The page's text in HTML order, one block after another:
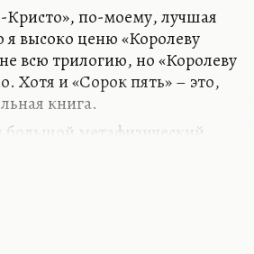
Кристо», по-моему, лучшая
я высоко ценю «Королеву
всю трилогию, но «Королеву
Хотя и «Сорок пять» – это,
книга.
большой метафизический
насколько я помню.
«Записки учителя
порядке. Наверное,
его новеллу «Семейство
историй, таких